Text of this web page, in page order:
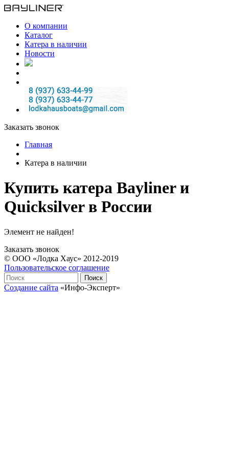
О компании
Каталог
Катера в наличии
Новости
Заказать звонок
Главная
Катера в наличии
Купить катера Bayliner и
Quicksilver в России
Элемент не найден!
Заказать звонок
© ООО «Лодка Хаус» 2012-2019
Пользовательское соглашение
Создание сайта «Инфо-Эксперт»